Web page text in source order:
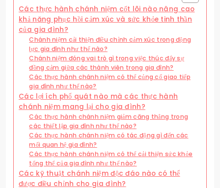
Các thực hành chánh niệm cốt lõi nào nâng cao
khả năng phục hồi cảm xúc và sức khỏe tinh thần
của gia đình?
Chánh niệm cải thiện điều chỉnh cảm xúc trong động
lực gia đình như thế nào?
Chánh niệm đóng vai trò gì trong việc thúc đẩy sự
đồng cảm giữa các thành viên trong gia đình?
Các thực hành chánh niệm có thể củng cố giao tiếp
gia đình như thế nào?
Các lợi ích phổ quát nào mà các thực hành
chánh niệm mang lại cho gia đình?
Các thực hành chánh niệm giảm căng thẳng trong
các thiết lập gia đình như thế nào?
Các thực hành chánh niệm có tác động gì đến các
mối quan hệ gia đình?
Các thực hành chánh niệm có thể cải thiện sức khỏe
tổng thể của gia đình như thế nào?
Các kỹ thuật chánh niệm độc đáo nào có thể
được điều chỉnh cho gia đình?